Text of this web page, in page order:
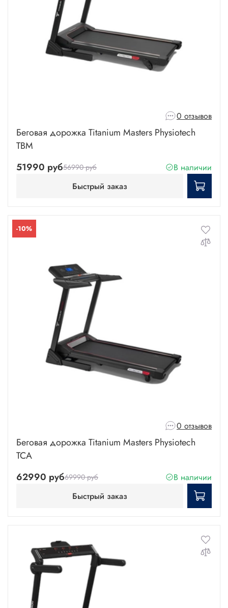
0 отзывов
Беговая дорожка Titanium Masters Physiotech
TBM
51990 руб56990 руб
В наличии
Быстрый заказ
-10%
0 отзывов
Беговая дорожка Titanium Masters Physiotech
TCA
62990 руб69990 руб
В наличии
Быстрый заказ